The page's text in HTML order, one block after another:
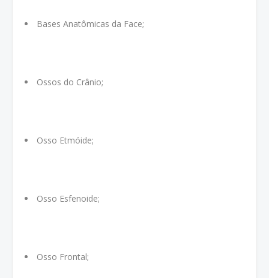
Bases Anatômicas da Face;
Ossos do Crânio;
Osso Etmóide;
Osso Esfenoide;
Osso Frontal;